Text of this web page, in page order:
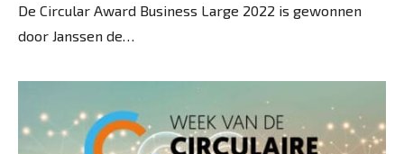
De Circular Award Business Large 2022 is gewonnen
door Janssen de…